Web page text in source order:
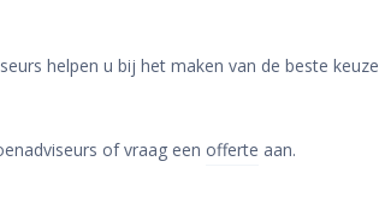
helpen u bij het maken van de beste keuze
of vraag een offerte aan.